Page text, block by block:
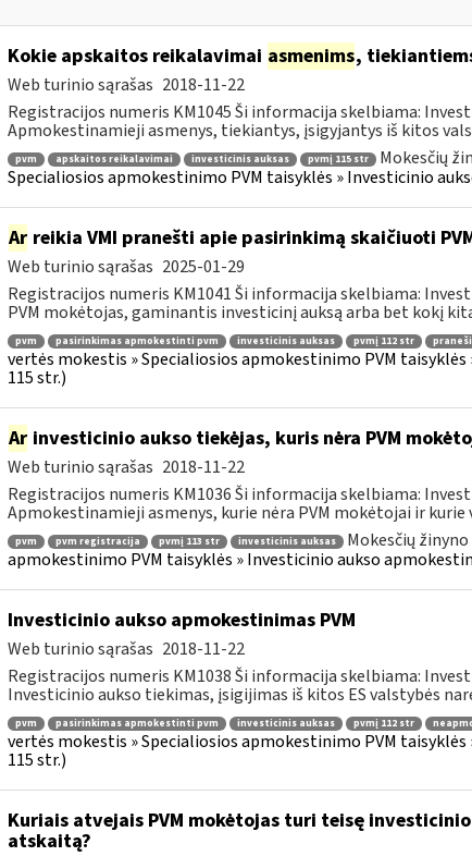
Kokie apskaitos reikalavimai asmenims,
Web turinio sąrašas 2018-11-22
Registracijos numeris KM1045 Ši informacija skelbiama:
Apmokestinamieji asmenys, tiekiantys, įsigyjantys iš kitos
pvm apskaitos reikalavimai investicinis auksas pvmį 115 str Mokesčių
Specialiosios apmokestinimo PVM taisyklės » Investicinio
Arreikia VMI pranešti apie pasirinkimą skaičiuoti
Web turinio sąrašas 2025-01-29
Registracijos numeris KM1041 Ši informacija skelbiama:
PVM mokėtojas, gaminantis investicinį auksą arba bet kokį
pvm pasirinkimas apmokestinti pvm investicinis auksas pvmį 112 str
vertės mokestis » Specialiosios apmokestinimo PVM
115 str.)
Arinvesticinio aukso tiekėjas, kuris nėra PVM
Web turinio sąrašas 2018-11-22
Registracijos numeris KM1036 Ši informacija skelbiama:
Apmokestinamieji asmenys, kurie nėra PVM mokėtojai ir kurie
pvm pvm registracija pvmį 113 str investicinis auksas Mokesčių
apmokestinimo PVM taisyklės » Investicinio aukso
Investicinio aukso apmokestinimas PVM
Web turinio sąrašas 2018-11-22
Registracijos numeris KM1038 Ši informacija skelbiama:
Investicinio aukso tiekimas, įsigijimas iš kitos ES valstybės
pvm pasirinkimas apmokestinti pvm investicinis auksas pvmį 112 str
vertės mokestis » Specialiosios apmokestinimo PVM
115 str.)
Kuriais atvejais PVM mokėtojas turi teisę
atskaitą?